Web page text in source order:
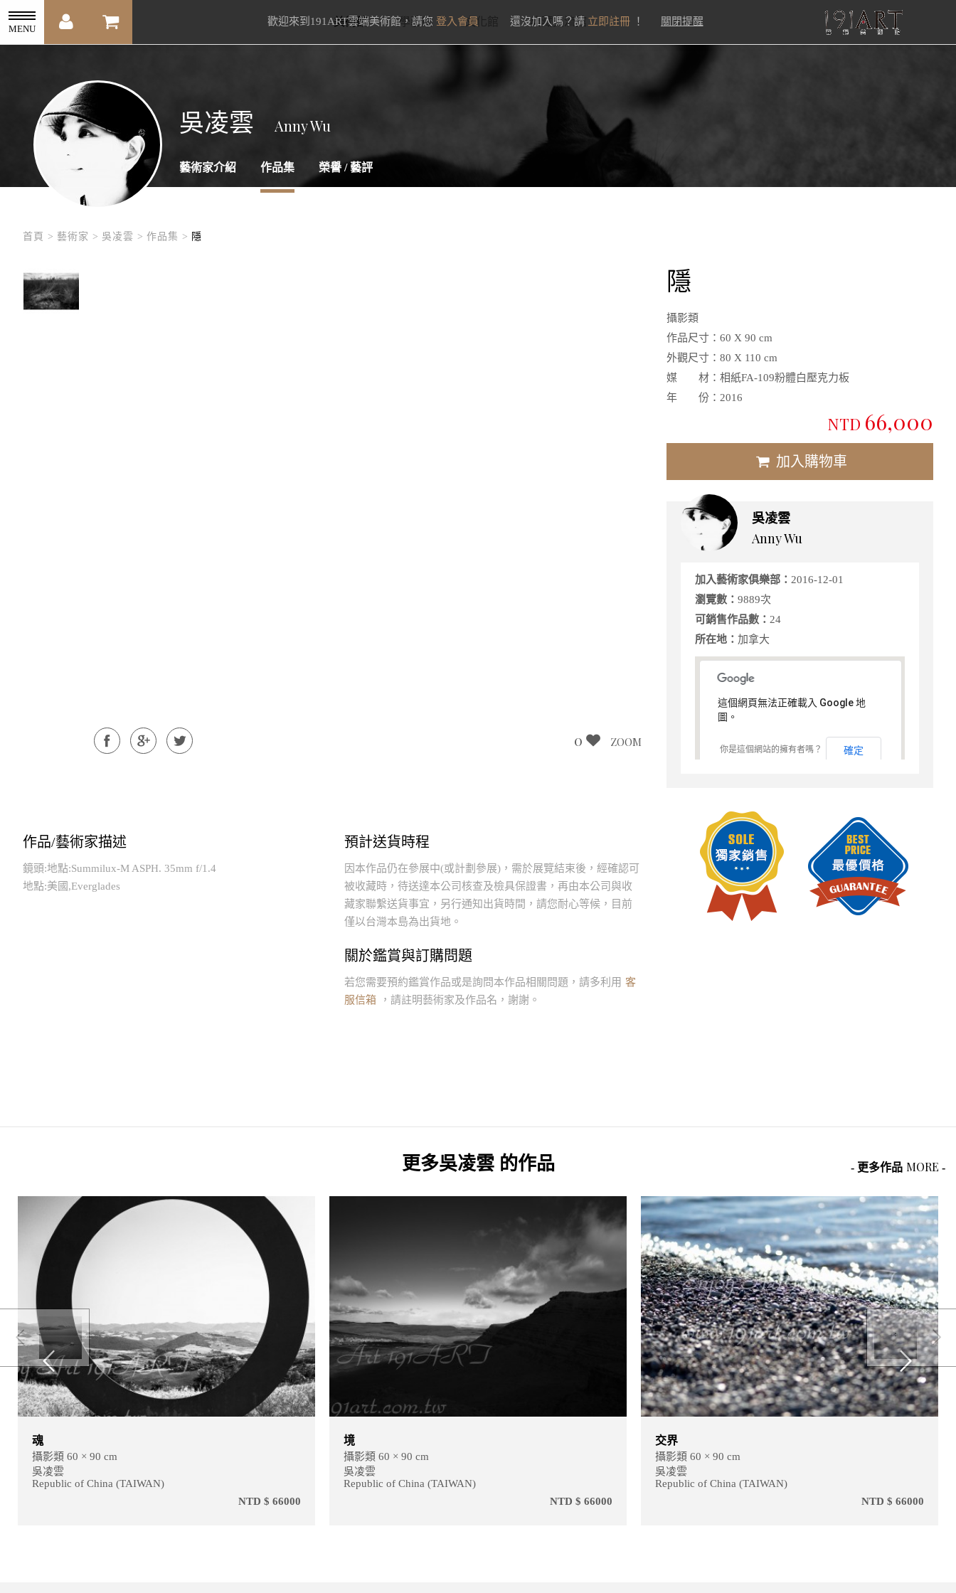
歡迎來到191ART雲端美術館，請您 登入會員 還沒加入嗎？請 立即註冊！ 關閉提醒
MENU
美術館 學藝館 文化館 典藏交流館
吳凌雲 Anny Wu
藝術家介紹 作品集 榮譽 / 藝評
首頁 > 藝術家 > 吳凌雲 > 作品集 > 隱
0 ZOOM
作品/藝術家描述
鏡頭:地點:Summilux-M ASPH. 35mm f/1.4
地點:美國,Everglades
預計送貨時程
因本作品仍在參展中(或計劃參展)，需於展覽結束後，經確認可
被收藏時，待送達本公司核查及檢具保證書，再由本公司與收
藏家聯繫送貨事宜，另行通知出貨時間，請您耐心等候，目前
僅以台灣本島為出貨地。
關於鑑賞與訂購問題
若您需要預約鑑賞作品或是詢問本作品相關問題，請多利用 客
服信箱
，請註明藝術家及作品名，謝謝。
隱
攝影類
作品尺寸： 60 X 90 cm
外觀尺寸： 80 X 110 cm
媒 材： 相紙FA-109粉體白壓克力板
年 份： 2016
NTD 66,000
加入購物車
吳凌雲
Anny Wu
加入藝術家俱樂部： 2016-12-01
瀏覽數： 9889次
可銷售作品數： 24
所在地： 加拿大
這個網頁無法正確載入 Google 地
圖。
你是這個網站的擁有者嗎？ 確定
更多吳凌雲 的作品 - 更多作品 MORE -
攝影類 60 × 90 cm
吳凌雲
Republic of China (TAIWAN)
NTD $ 66000
攝影類 60 × 90 cm
吳凌雲
Republic of China (TAIWAN)
NTD $ 66000
攝影類 60 × 90 cm
吳凌雲
Republic of China (TAIWAN)
NTD $ 66000